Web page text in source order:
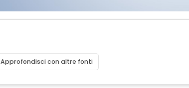
Approfondisci con altre fonti